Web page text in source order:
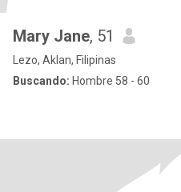
Mary Jane, 51
Lezo, Aklan, Filipinas
Buscando: Hombre 58 - 60